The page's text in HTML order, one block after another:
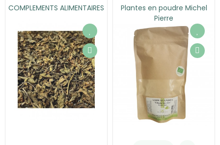
COMPLEMENTS ALIMENTAIRES
Plantes en poudre Michel
Pierre